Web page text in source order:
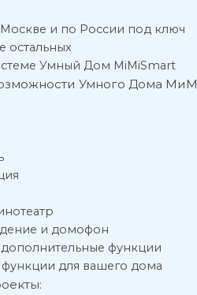
и по России под ключ
остальных
Умный Дом MiMiSmart
Умного Дома
и домофон
дополнительные функции
для вашего дома